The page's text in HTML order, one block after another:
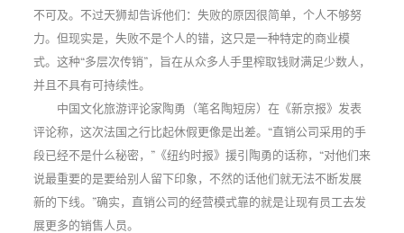
不可及。不过天狮却告诉他们：失败的原因很简单，个人不够努
力。但现实是，失败不是个人的错，这只是一种特定的商业模
式。这种“多层次传销”，旨在从众多人手里榨取钱财满足少数人，
并且不具有可持续性。
中国文化旅游评论家陶勇（笔名陶短房）在《新京报》发表
评论称，这次法国之行比起休假更像是出差。“直销公司采用的手
段已经不是什么秘密，”《纽约时报》援引陶勇的话称，“对他们来
说最重要的是要给别人留下印象，不然的话他们就无法不断发展
新的下线。”确实，直销公司的经营模式靠的就是让现有员工去发
展更多的销售人员。